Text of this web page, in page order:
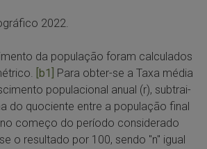
2022.
da população foram calculados
[b1]
Para obter-se a Taxa média
populacional anual (r), subtrai-
do quociente entre a população final
começo do período considerado
o resultado por 100, sendo "n" igual